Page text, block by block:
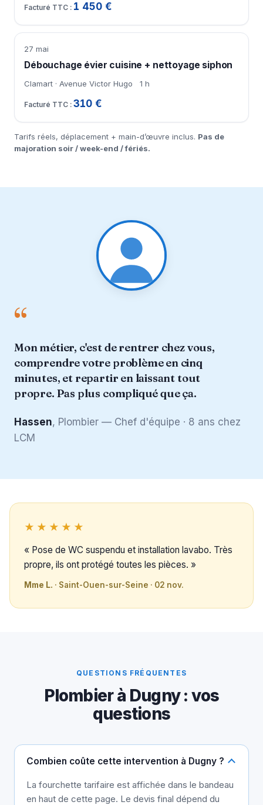
1 450 €
27 mai
Débouchage évier cuisine + nettoyage siphon
Clamart · Avenue Victor Hugo 1 h
310 €
Tarifs réels, déplacement + main-d’œuvre inclus. Pas de
majoration soir / week-end / fériés.
“
Mon métier, c'est de rentrer chez vous,
comprendre votre problème en cinq
minutes, et repartir en laissant tout
propre. Pas plus compliqué que ça.
Hassen, Plombier — Chef d'équipe · 8 ans chez
LCM
★★★★★
« Pose de WC suspendu et installation lavabo. Très
propre, ils ont protégé toutes les pièces. »
Mme L. · Saint-Ouen-sur-Seine · 02 nov.
QUESTIONS FRÉQUENTES
Plombier à Dugny : vos
questions
Combien coûte cette intervention à Dugny ?
La fourchette tarifaire est affichée dans le bandeau
en haut de cette page. Le devis final dépend du